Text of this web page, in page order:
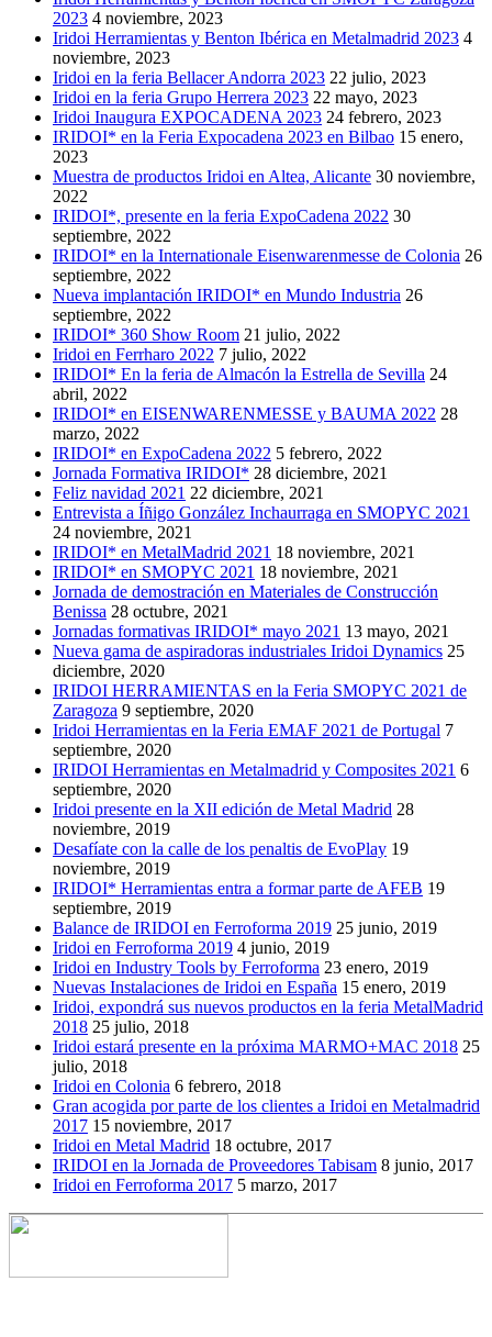
2023 4 noviembre, 2023
Iridoi Herramientas y Benton Ibérica en Metalmadrid 2023 4
noviembre, 2023
Iridoi en la feria Bellacer Andorra 2023 22 julio, 2023
Iridoi en la feria Grupo Herrera 2023 22 mayo, 2023
Iridoi Inaugura EXPOCADENA 2023 24 febrero, 2023
IRIDOI* en la Feria Expocadena 2023 en Bilbao 15 enero,
2023
Muestra de productos Iridoi en Altea, Alicante 30 noviembre,
2022
IRIDOI*, presente en la feria ExpoCadena 2022 30
septiembre, 2022
IRIDOI* en la Internationale Eisenwarenmesse de Colonia 26
septiembre, 2022
Nueva implantación IRIDOI* en Mundo Industria 26
septiembre, 2022
IRIDOI* 360 Show Room 21 julio, 2022
Iridoi en Ferrharo 2022 7 julio, 2022
IRIDOI* En la feria de Almacón la Estrella de Sevilla 24
abril, 2022
IRIDOI* en EISENWARENMESSE y BAUMA 2022 28
marzo, 2022
IRIDOI* en ExpoCadena 2022 5 febrero, 2022
Jornada Formativa IRIDOI* 28 diciembre, 2021
Feliz navidad 2021 22 diciembre, 2021
Entrevista a Íñigo González Inchaurraga en SMOPYC 2021
24 noviembre, 2021
IRIDOI* en MetalMadrid 2021 18 noviembre, 2021
IRIDOI* en SMOPYC 2021 18 noviembre, 2021
Jornada de demostración en Materiales de Construcción
Benissa 28 octubre, 2021
Jornadas formativas IRIDOI* mayo 2021 13 mayo, 2021
Nueva gama de aspiradoras industriales Iridoi Dynamics 25
diciembre, 2020
IRIDOI HERRAMIENTAS en la Feria SMOPYC 2021 de
Zaragoza 9 septiembre, 2020
Iridoi Herramientas en la Feria EMAF 2021 de Portugal 7
septiembre, 2020
IRIDOI Herramientas en Metalmadrid y Composites 2021 6
septiembre, 2020
Iridoi presente en la XII edición de Metal Madrid 28
noviembre, 2019
Desafíate con la calle de los penaltis de EvoPlay 19
noviembre, 2019
IRIDOI* Herramientas entra a formar parte de AFEB 19
septiembre, 2019
Balance de IRIDOI en Ferroforma 2019 25 junio, 2019
Iridoi en Ferroforma 2019 4 junio, 2019
Iridoi en Industry Tools by Ferroforma 23 enero, 2019
Nuevas Instalaciones de Iridoi en España 15 enero, 2019
Iridoi, expondrá sus nuevos productos en la feria MetalMadrid
2018 25 julio, 2018
Iridoi estará presente en la próxima MARMO+MAC 2018 25
julio, 2018
Iridoi en Colonia 6 febrero, 2018
Gran acogida por parte de los clientes a Iridoi en Metalmadrid
2017 15 noviembre, 2017
Iridoi en Metal Madrid 18 octubre, 2017
IRIDOI en la Jornada de Proveedores Tabisam 8 junio, 2017
Iridoi en Ferroforma 2017 5 marzo, 2017